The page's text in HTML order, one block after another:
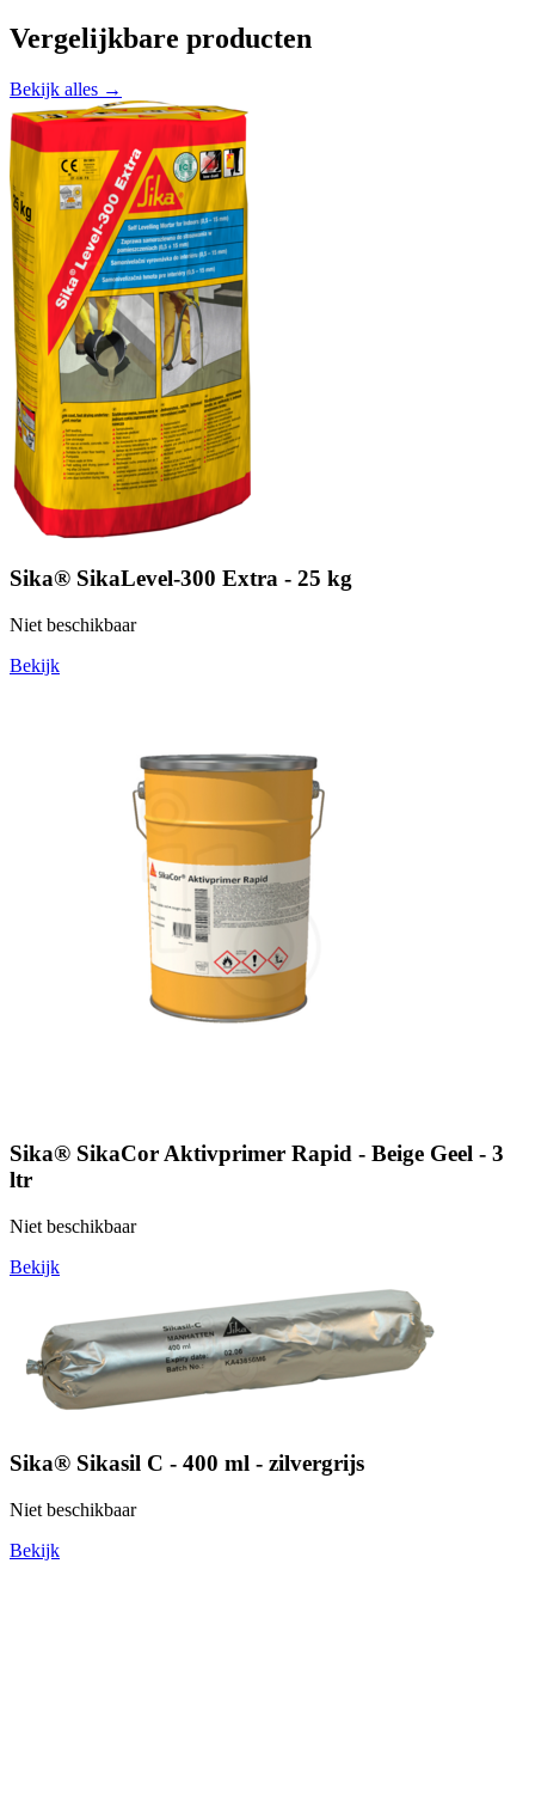
Vergelijkbare producten
Bekijk alles →
Sika® SikaLevel-300 Extra - 25 kg
Niet beschikbaar
Bekijk
Sika® SikaCor Aktivprimer Rapid - Beige Geel - 3
ltr
Niet beschikbaar
Bekijk
Sika® Sikasil C - 400 ml - zilvergrijs
Niet beschikbaar
Bekijk